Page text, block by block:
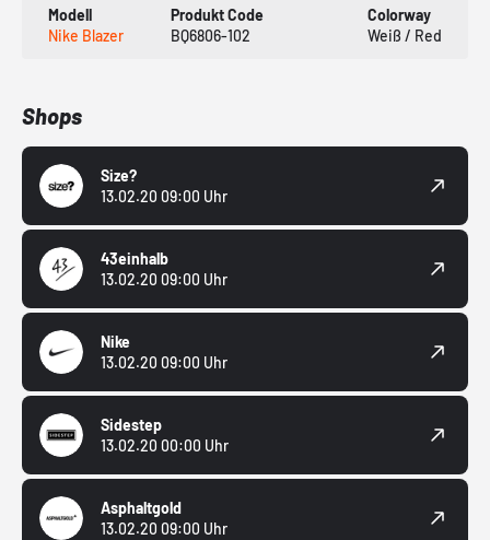
Modell
Nike Blazer
Produkt Code
BQ6806-102
Colorway
Weiß / Red
Shops
Size?
13.02.20 09:00 Uhr
43einhalb
13.02.20 09:00 Uhr
Nike
13.02.20 09:00 Uhr
Sidestep
13.02.20 00:00 Uhr
Asphaltgold
13.02.20 09:00 Uhr